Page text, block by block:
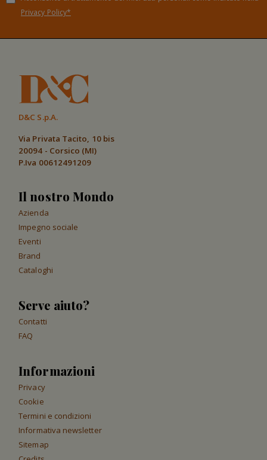
Privacy Policy*
D&C S.p.A.
Via Privata Tacito, 10 bis
20094 - Corsico (MI)
P.Iva 00612491209
Il nostro Mondo
Azienda
Impegno sociale
Eventi
Brand
Cataloghi
Serve aiuto?
Contatti
FAQ
Informazioni
Privacy
Cookie
Termini e condizioni
Informativa newsletter
Sitemap